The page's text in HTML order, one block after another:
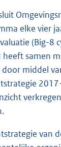
elke vier
(Big-8
samen
middel
van